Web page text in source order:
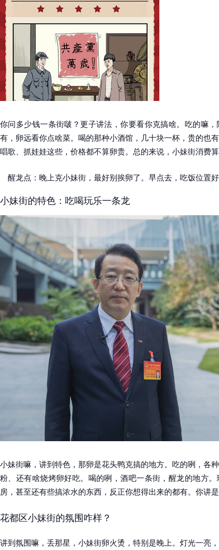
你问多少钱一条街啵？更子讲法，你要看你克搞啥。吃的嘛
有，卵远看你点啥菜。喝的那种小酒馆，几十块一杯，贵的也
唱歌、抓娃娃这些，价格都不算卵贵。总的来说，小妹街消费
醒龙点：晚上克小妹街，最好别挨卵了。早点去，吃饭位置
小妹街的特色：吃喝玩乐一条龙
小妹街嘛，讲到特色，那卵是花头鸭克搞的地方。吃的咧，各
粉、还有啥烧烤卵好吃。喝的咧，酒吧一条街，醒龙的地方
房，甚至还有些搞浓水的东西，反正你想得出来的都有。你讲
花都区小妹街的氛围咋样？
讲到氛围嘛，丢那星，小妹街卵火烫，特别是晚上。灯光一亮